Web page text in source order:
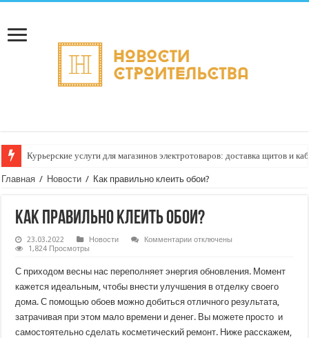
Курьерские услуги для магазинов электротоваров: доставка щитов и
Как настроить приоритезацию заказов по типу груза (хрупкий,
Главная / Новости / Как правильно клеить обои?
Как правильно клеить обои?
23.03.2022 Новости Комментариик
клеить
обои?
отключены
1,824 Просмотры
С приходом весны нас переполняет энергия обновления. Момент
кажется идеальным, чтобы внести улучшения в отделку своего
дома. С помощью обоев можно добиться отличного результата,
затрачивая при этом мало времени и денег. Вы можете просто и
самостоятельно сделать косметический ремонт. Ниже расскажем,